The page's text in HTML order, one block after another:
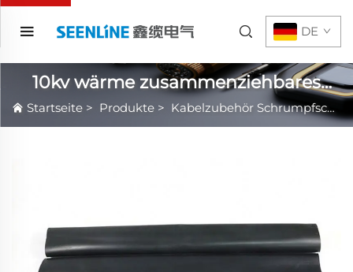
DE
10kv wärme zusammenziehbares
Kabelzubehör
Startseite > Produkte > Kabelzubehör Schrumpfschlauch Heiß